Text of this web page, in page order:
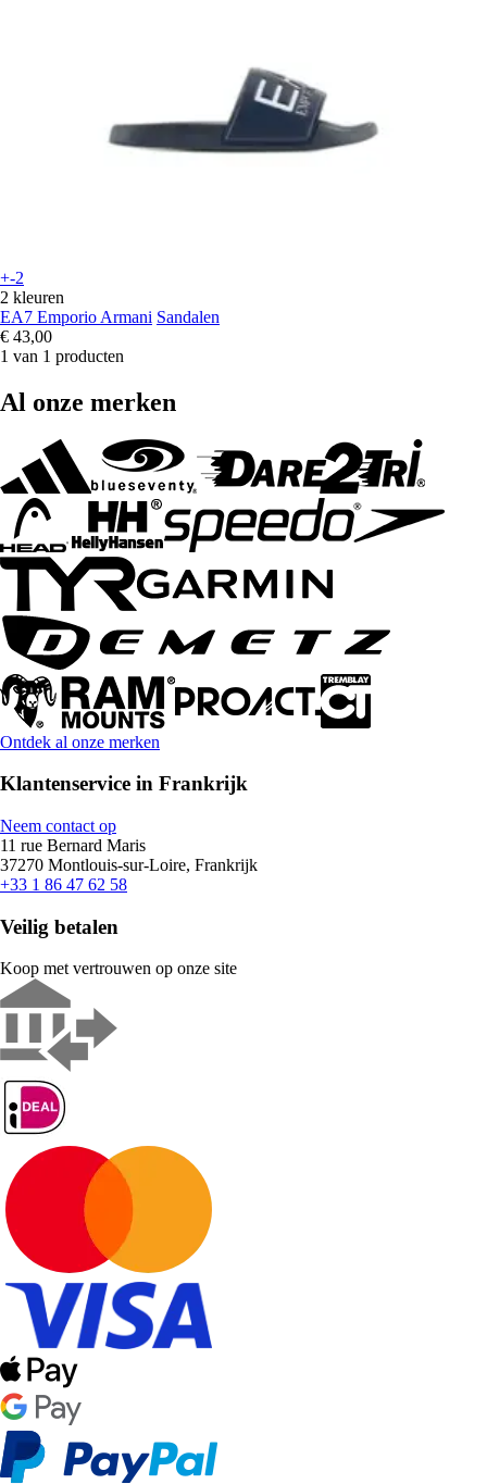
+-2
2 kleuren
EA7 Emporio Armani Sandalen
€ 43,00
1 van 1 producten
Al onze merken
Ontdek al onze merken
Klantenservice in Frankrijk
Neem contact op
11 rue Bernard Maris
37270 Montlouis-sur-Loire, Frankrijk
+33 1 86 47 62 58
Veilig betalen
Koop met vertrouwen op onze site